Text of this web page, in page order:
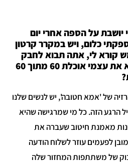
יושבת על הספה אחרי יום
כלום, ויש במקרר קרטון
קורא לי, אתה תבוא לחבק
אותי כדי שאני לא אמצא את עצמי אוכלת 60 מתוך 60
של 'אמא חטובה', יש לנשים שלנו
הרגע הזה. כל מי שמרגישה שהיא
מאמנת חיטוב שעברה את
לפעמים עוזר לשלוח הודעה
של משתתפות המחזור שלה